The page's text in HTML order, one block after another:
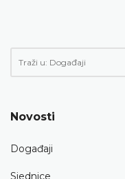
Novosti
Događaji
Sjednice